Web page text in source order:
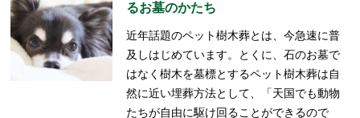
るお墓のかたち
近年話題のペット樹木葬とは、今急速に普
及しはじめています。とくに、石のお墓で
はなく樹木を墓標とするペット樹木葬は自
然に近い埋葬方法として、「天国でも動物
たちが自由に駆け回ることができるので